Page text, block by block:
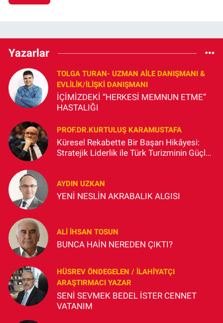
Yazarlar
TOLGA TURAN- UZMAN AİLE DANIŞMANI &
EVLİLİK/İLİŞKİ DANIŞMANI
İÇİMİZDEKİ “HERKESİ MEMNUN ETME”
HASTALIĞI
PROF.DR.KURTULUŞ KARAMUSTAFA
Küresel Rekabette Bir Başarı Hikâyesi:
Stratejik Liderlik ile Türk Turizminin Güçlü
AYDIN UZKAN
YENİ NESLİN AKRABALIK ALGISI
ALI İHSAN TOSUN
BUNCA HAİN NEREDEN ÇIKTI?
HÜSREV ÖNDEGELEN / İLAHIYATÇI
ARAŞTIRMACI YAZAR
SENİ SEVMEK BEDEL İSTER CENNET
VATANIM